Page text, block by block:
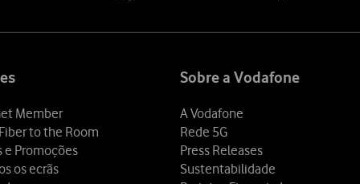
Member
to the Room
e Promoções
os ecrãs
Sobre a Vodafone
A Vodafone
Rede 5G
Press Releases
Sustentabilidade